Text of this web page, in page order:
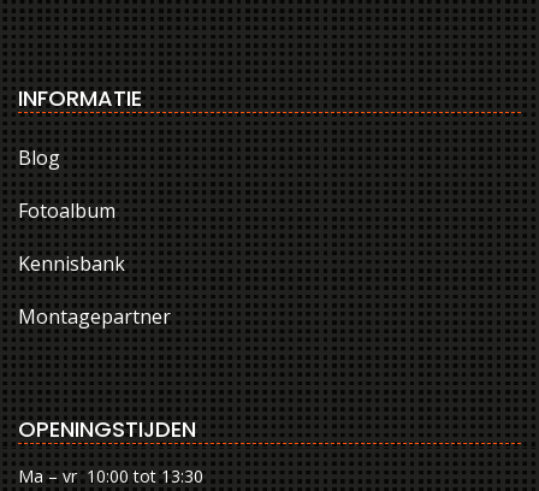
INFORMATIE
Blog
Fotoalbum
Kennisbank
Montagepartner
OPENINGSTIJDEN
Ma – vr 10:00 tot 13:30